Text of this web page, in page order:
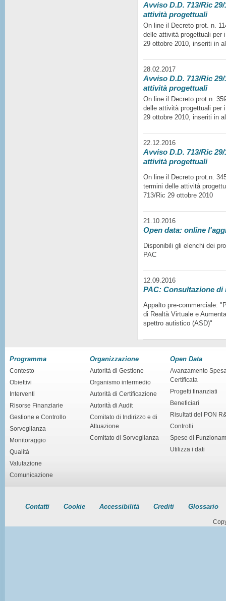
Avviso D.D. 713/Ric
attività progettuali
On line il Decreto prot. n.
delle attività progettuali per
29 ottobre 2010, inseriti in
28.02.2017
Avviso D.D. 713/Ric
attività progettuali
On line il Decreto prot.n.
delle attività progettuali per
29 ottobre 2010, inseriti in
22.12.2016
Avviso D.D. 713/Ric
attività progettuali
On line il Decreto prot.n.
termini delle attività
713/Ric 29 ottobre 2010
21.10.2016
Open data: online
Disponibili gli elenchi dei
PAC
12.09.2016
PAC: Consultazione di
Appalto pre-commerciale:
di Realtà Virtuale e
spettro autistico (ASD)"
Programma
Contesto
Obiettivi
Interventi
Risorse Finanziarie
Gestione e Controllo
Sorveglianza
Monitoraggio
Qualità
Valutazione
Comunicazione
Organizzazione
Autorità di Gestione
Organismo intermedio
Autorità di Certificazione
Autorità di Audit
Comitato di Indirizzo e di
Attuazione
Comitato di Sorveglianza
Open Data
Avanzamento
Certificata
Progetti finanziati
Beneficiari
Risultati del PON
Controlli
Spese di
Utilizza i dati
Contatti Cookie Accessibilità Crediti Glossario